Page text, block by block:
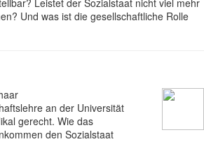
Und was ist die gesellschaftliche Rolle
an der Universität
gerecht. Wie das
den Sozialstaat